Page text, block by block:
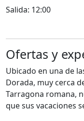
Salida: 12:00
Ofertas y
Ubicado en una de
Dorada, muy cerca
Tarragona romana,
que sus vacaciones